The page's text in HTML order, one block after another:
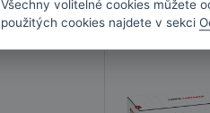
Všechny volitelné cookies můžete
použitých cookies najdete v sekci